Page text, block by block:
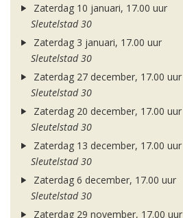
Zaterdag 10 januari, 17.00 uur
Sleutelstad 30
Zaterdag 3 januari, 17.00 uur
Sleutelstad 30
Zaterdag 27 december, 17.00 uur
Sleutelstad 30
Zaterdag 20 december, 17.00 uur
Sleutelstad 30
Zaterdag 13 december, 17.00 uur
Sleutelstad 30
Zaterdag 6 december, 17.00 uur
Sleutelstad 30
Zaterdag 29 november, 17.00 uur